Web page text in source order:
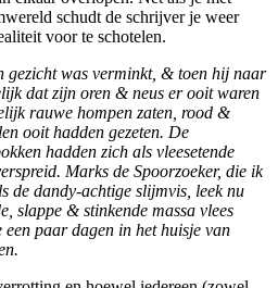
schudt de schrijver je weer
voor te schotelen.
was verminkt, & toen hij naar
dat zijn oren & neus er ooit waren
rauwe hompen zaten, rood &
ooit hadden gezeten. De
hadden zich als vleesetende
Marks de Spoorzoeker, die ik
de dandy-achtige slijmvis, leek nu
slappe & stinkende massa vlees
paar dagen in het huisje van